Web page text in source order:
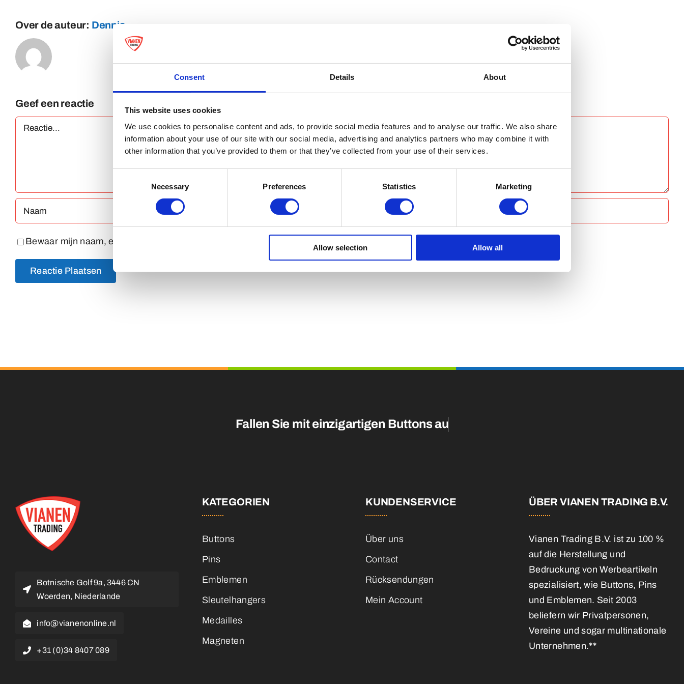
Consent Details About
This website uses cookies
We use cookies to personalise content and ads, to provide social media features and to analyse our traffic. We also share
information about your use of our site with our social media, advertising and analytics partners who may combine it with
other information that you’ve provided to them or that they’ve collected from your use of their services.
Necessary Preferences Statistics Marketing
Allow selection Allow all
Over de auteur: Dennis
Geef een reactie
Reactie
Bewaar mijn naam, e-mailadres en website in deze browser voor de volgende keer dat ik reageer.
Fallen Sie mit einzigartigen
Botnische Golf 9a, 3446 CN
Woerden, Niederlande
info@vianenonline.nl
+31 (0)34 8407 089
KATEGORIEN
Buttons
Pins
Emblemen
Sleutelhangers
Medailles
Magneten
KUNDENSERVICE
Über uns
Contact
Rücksendungen
Mein Account
ÜBER VIANEN TRADING B.V.
Vianen Trading B.V. ist zu 100 %
auf die Herstellung und
Bedruckung von Werbeartikeln
spezialisiert, wie Buttons, Pins
und Emblemen. Seit 2003
beliefern wir Privatpersonen,
Vereine und sogar multinationale
Unternehmen.**